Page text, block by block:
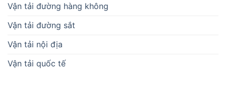
Vận tải đường hàng không
Vận tải đường sắt
Vận tải nội địa
Vận tải quốc tế